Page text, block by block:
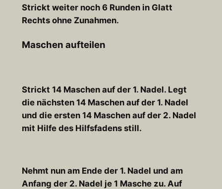
Strickt weiter noch 6 Runden in Glatt
Rechts ohne Zunahmen.
Maschen aufteilen
Strickt 14 Maschen auf der 1. Nadel. Legt
die nächsten 14 Maschen auf der 1. Nadel
und die ersten 14 Maschen auf der 2. Nadel
mit Hilfe des Hilfsfadens still.
Nehmt nun am Ende der 1. Nadel und am
Anfang der 2. Nadel je 1 Masche zu. Auf